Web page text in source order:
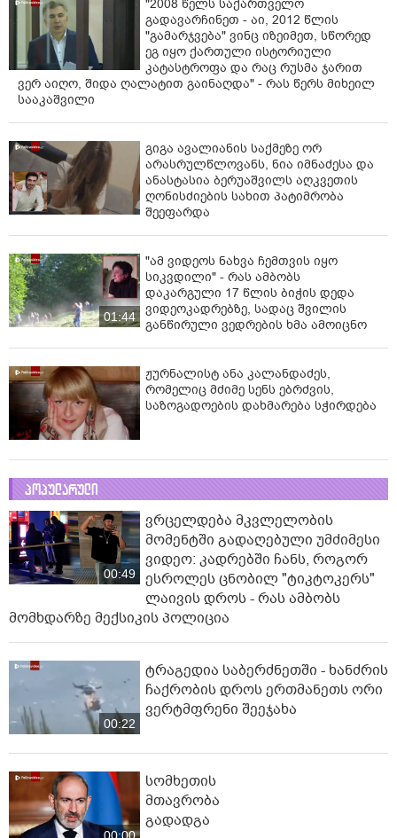
"2008 წელს საქართველო
გადავარჩინეთ - აი, 2012 წლის
"გამარჯვება" ვინც იზეიმეთ, სწორედ
ეგ იყო ქართული ისტორიული
კატასტროფა და რაც რუსმა ჯარით
ვერ აიღო, შიდა ღალატით გაინაღდა" - რას წერს მიხეილ
სააკაშვილი
გიგა ავალიანის საქმეზე ორ
არასრულწლოვანს, ნია იმნაძესა და
ანასტასია ბერუაშვილს აღკვეთის
ღონისძიების სახით პატიმრობა
შეეფარდა
01:44
"ამ ვიდეოს ნახვა ჩემთვის იყო
სიკვდილი" - რას ამბობს
დაკარგული 17 წლის ბიჭის დედა
ვიდეოკადრებზე, სადაც შვილის
განწირული ვედრების ხმა ამოიცნო
ჟურნალისტ ანა კალანდაძეს,
რომელიც მძიმე სენს ებრძვის,
საზოგადოების დახმარება სჭირდება
პოპულარული
00:49
ვრცელდება მკვლელობის
მომენტში გადაღებული უმძიმესი
ვიდეო: კადრებში ჩანს, როგორ
ესროლეს ცნობილ "ტიკტოკერს"
ლაივის დროს - რას ამბობს
მომხდარზე მექსიკის პოლიცია
00:22
ტრაგედია საბერძნეთში - ხანძრის
ჩაქრობის დროს ერთმანეთს ორი
ვერტმფრენი შეეჯახა
00:00
სომხეთის
მთავრობა
გადადგა